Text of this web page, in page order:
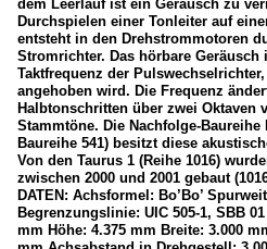
dem Leerlauf ist ein Geräusch zu
Durchspielen einer Tonleiter auf
entsteht in den Drehstrommotoren
Stromrichter. Das hörbare
Taktfrequenz der
angehoben wird. Die Frequenz
Halbtonschritten über zwei
Stammtöne. Die Nachfolge-Baureihe
Baureihe 541) besitzt diese
Von den Taurus 1 (Reihe 1016)
zwischen 2000 und 2001 gebaut
DATEN: Achsformel: Bo’Bo’
Begrenzungslinie: UIC 505-1, SBB
mm Höhe: 4.375 mm Breite: 3.000